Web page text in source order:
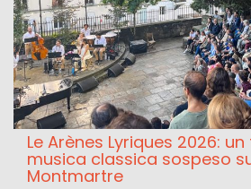
Le Arènes Lyriques 2026:
musica classica sospeso
Montmartre